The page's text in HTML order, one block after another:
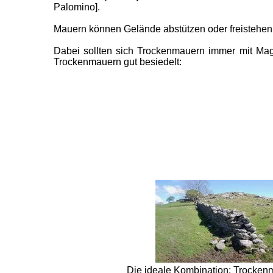
Palomino].
Mauern können Gelände abstützen oder
Dabei sollten sich Trockenmauern immer mit
Trockenmauern gut besiedelt:
Die ideale Kombination: